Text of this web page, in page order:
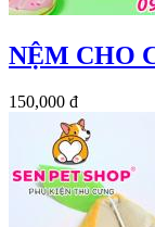
NỆM CHO
150,000 đ